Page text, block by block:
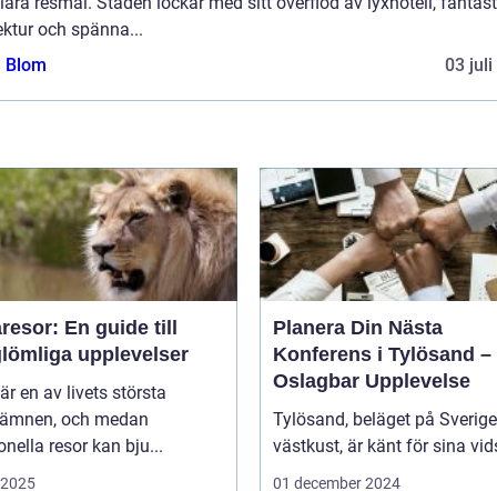
och spänna...
Blom
03 juli
En guide till
upplevelser
en av livets största
och medan
resor kan bju...
Planera Din Nästa
Konferens i Tylösand –
Oslagbar Upplevelse
Tylösand, beläget på
västkust, är känt för sina
01 december 2024